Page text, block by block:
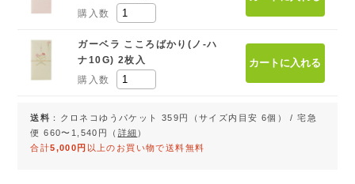
購入数
ガーベラ こころばかり(ノ-ハ
ナ10G) 2枚入
購入数
送料 ：クロネコゆうパケット 359円（サイズ内目安 6個） / 宅急
便 660〜1,540円（ 詳細 ）
合計5,000円 以上のお買い物で送料無料